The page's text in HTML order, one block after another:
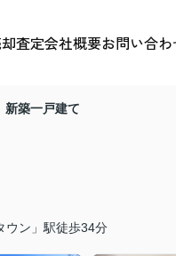
査定会社概要お問い合
築一戸建て
ウン」駅徒歩34分